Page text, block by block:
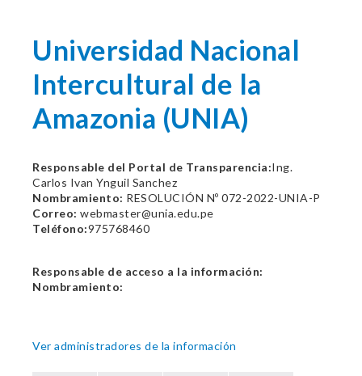
Universidad Nacional
Intercultural de la
Amazonia (UNIA)
Responsable del Portal de Transparencia:Ing.
Carlos Ivan Ynguil Sanchez
Nombramiento: RESOLUCIÓN Nº 072-2022-UNIA-P
Correo: webmaster@unia.edu.pe
Teléfono:975768460
Responsable de acceso a la información:
Nombramiento:
Ver administradores de la información